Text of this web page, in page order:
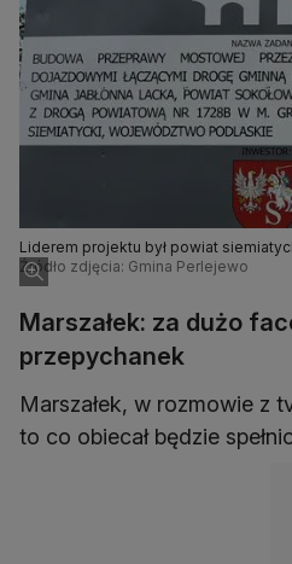
Liderem projektu był powiat
Źródło zdjęcia: Gmina Perlejewo
Marszałek: za dużo
przepychanek
Marszałek, w rozmowie z
to co obiecał będzie